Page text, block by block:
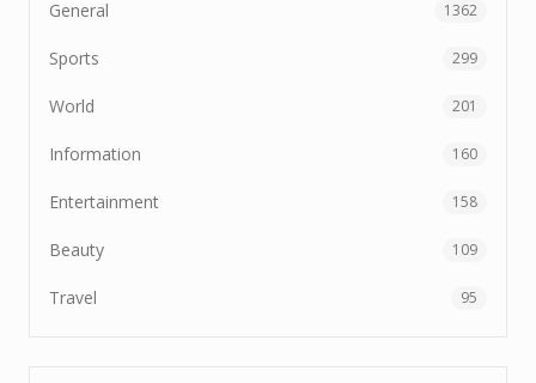
General 1362
Sports 299
World 201
Information 160
Entertainment 158
Beauty 109
Travel 95